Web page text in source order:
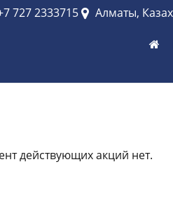
727 2333715 Алматы,
действующих акций нет.